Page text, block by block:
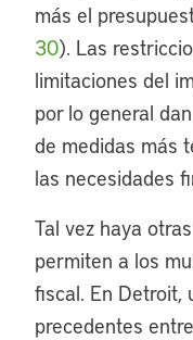
más el
30). Las
limitaciones del
por lo general
de medidas más
las necesidades
Tal vez haya
permiten a los
fiscal. En Detroit,
precedentes